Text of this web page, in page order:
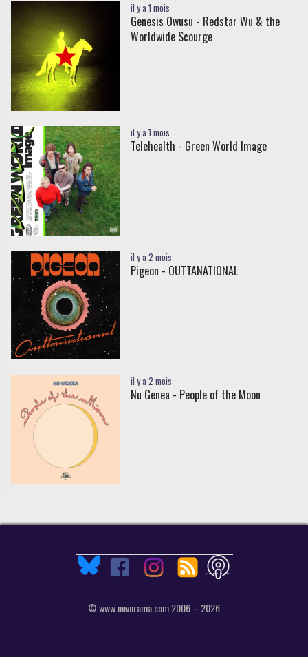
il y a 1 mois
Genesis Owusu - Redstar Wu & the
Worldwide Scourge
il y a 1 mois
Telehealth - Green World Image
il y a 2 mois
Pigeon - OUTTANATIONAL
il y a 2 mois
Nu Genea - People of the Moon
© www.novorama.com 2006 – 2026